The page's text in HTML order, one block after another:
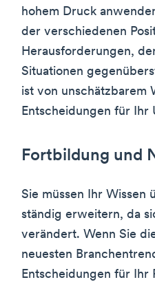
hohem Druck
der verschiedenen
Herausforderungen,
Situationen
ist von unschätzbarem
Entscheidungen für Ihr
Fortbildung und
Sie müssen Ihr Wissen
ständig erweitern, da
verändert. Wenn Sie
neuesten
Entscheidungen für Ihr